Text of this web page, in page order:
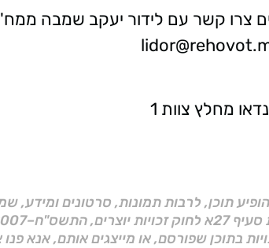
מחלץ צוות 1
תוכן, לרבות תמונות, סרטונים ומידע,
התשס"ח–2007.
בתוכן שפורסם, או מייצגים אותם, אנא